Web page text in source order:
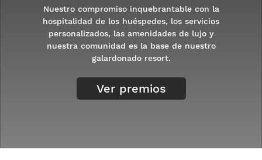
Nuestro compromiso inquebrantable con la
hospitalidad de los huéspedes, los servicios
personalizados, las amenidades de lujo y
nuestra comunidad es la base de nuestro
galardonado resort.
Ver premios